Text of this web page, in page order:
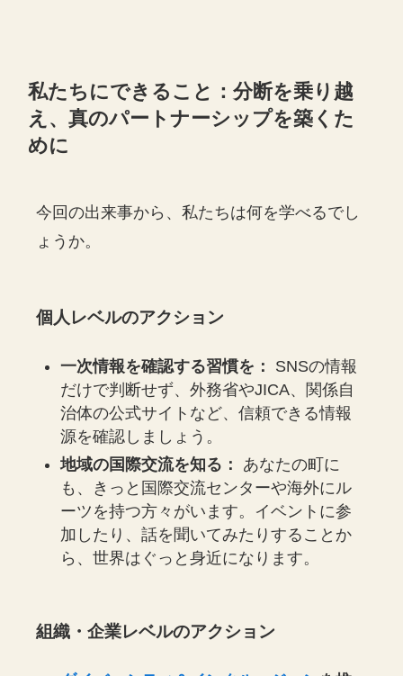
私たちにできること：分断を乗り越
え、真のパートナーシップを築くた
めに
今回の出来事から、私たちは何を学べるでし
ょうか。
個人レベルのアクション
一次情報を確認する習慣を：
SNSの情報
だけで判断せず、外務省やJICA、関係自
治体の公式サイトなど、信頼できる情報
源を確認しましょう。
地域の国際交流を知る：
あなたの町に
も、きっと国際交流センターや海外にル
ーツを持つ方々がいます。イベントに参
加したり、話を聞いてみたりすることか
ら、世界はぐっと身近になります。
組織・企業レベルのアクション